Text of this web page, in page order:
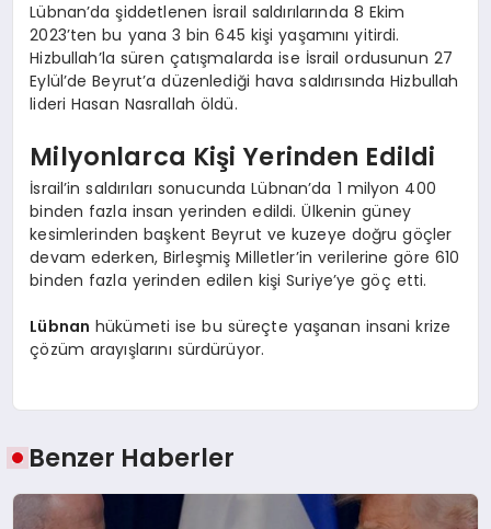
Lübnan’da şiddetlenen İsrail saldırılarında 8 Ekim
2023’ten bu yana 3 bin 645 kişi yaşamını yitirdi.
Hizbullah’la süren çatışmalarda ise İsrail ordusunun 27
Eylül’de Beyrut’a düzenlediği hava saldırısında Hizbullah
lideri Hasan Nasrallah öldü.
Milyonlarca Kişi Yerinden Edildi
İsrail’in saldırıları sonucunda Lübnan’da 1 milyon 400
binden fazla insan yerinden edildi. Ülkenin güney
kesimlerinden başkent Beyrut ve kuzeye doğru göçler
devam ederken, Birleşmiş Milletler’in verilerine göre 610
binden fazla yerinden edilen kişi Suriye’ye göç etti.
Lübnan hükümeti ise bu süreçte yaşanan insani krize
çözüm arayışlarını sürdürüyor.
Benzer Haberler